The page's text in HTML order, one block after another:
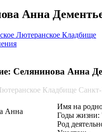
Анна
Лютеранское Кладбище
Селянинова Анна
Кладбище Санкт-
Имя на
Годы жизни:
Род